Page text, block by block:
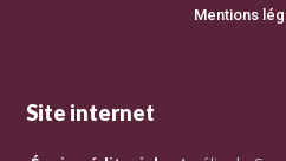
Mentions
Site internet